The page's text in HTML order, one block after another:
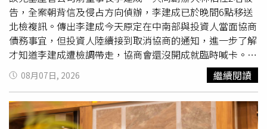
席，歌手陳奕迅則跨海送上祝福，展現兩人在政商與演藝圈
深厚的人脈。婚禮細節同樣備受矚目。林文晴當天換穿兩套
遠從紐約訂製的婚紗禮服亮相，婚宴伴手禮則由台玻集團量
身打造精緻玻璃糖果盒贈送賓客，每個細節都展現豪門婚禮
規格，也成為當年熱門話題。婚後，夫妻育有一子一女，家
庭生活相當低調，鮮少在社群平台公開放閃。不過，好友阿
Ken曾透露，小刀私底下是出了名的「寵妻狂魔」，不僅會
主動替林文晴開車門、拉椅子，看到妻子不喜歡吃的食物，
也會默默夾到自己碗裡，就連一起吃麻辣鍋時，也會細心幫
告，全案朝背信及侵占方向偵辦，李建成已於晚間6點移送
北檢複訊。傳出李建成今天原定在中南部與投資人當面協商
債務事宜，但投資人陸續接到取消協商的通知，進一步了解
才知道李建成遭檢調帶走，協商會還沒開成就臨時喊卡。當
李建成在調查官押解下現身北檢時，媒體詢問「董事長，你
有侵占、背信嗎？你有沒有拿那些錢去買豪車？幫老婆買很
多精品包對不對？有沒有什麼話跟投資人交代？董事長是要
脫產嗎？有變賣精品嗎？」面對連珠炮式提問，李建成沉默
以對，並未回應外界這陣子以來的質疑。兆基集團
旗下的兆
08月07日, 2026 繼續閱讀